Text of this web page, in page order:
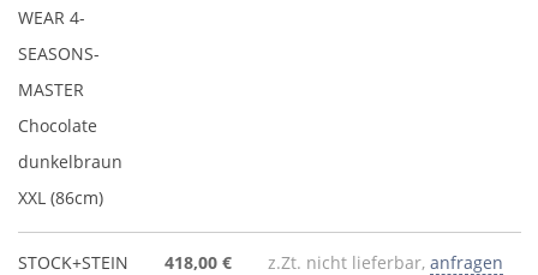
WEAR 4-
SEASONS-
MASTER
Chocolate
dunkelbraun
XXL (86cm)
STOCK+STEIN
418,00 € z.Zt. nicht lieferbar, anfragen